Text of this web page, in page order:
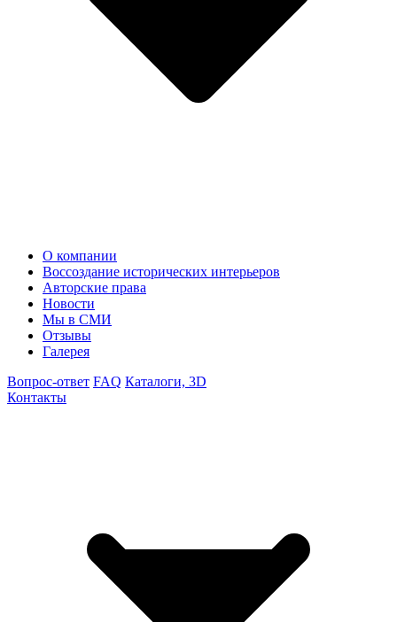
О компании
Воссоздание исторических интерьеров
Авторские права
Новости
Мы в СМИ
Отзывы
Галерея
Вопрос-ответ FAQ Каталоги, 3D
Контакты